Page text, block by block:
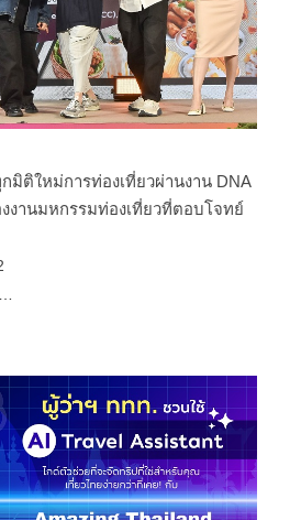
ติใหม่การท่องเที่ยวผ่านงาน DNA
งานมหกรรมท่องเที่ยวที่ตอบโจทย์